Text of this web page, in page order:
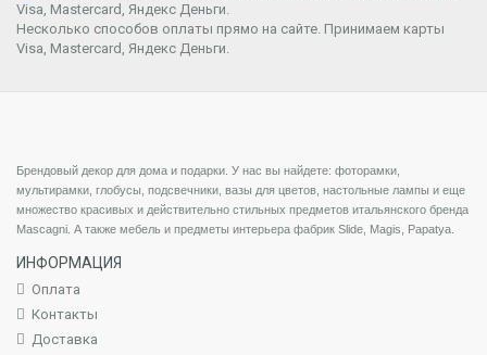
Несколько способов оплаты прямо на сайте. Принимаем карты
Visa, Mastercard, Яндекс Деньги.
Брендовый декор для дома и подарки. У нас вы найдете: фоторамки,
мультирамки, глобусы, подсвечники, вазы для цветов, настольные лампы и еще
множество красивых и действительно стильных предметов итальянского бренда
Mascagni. А также мебель и предметы интерьера фабрик Slide, Magis, Papatya.
ИНФОРМАЦИЯ
Оплата
Контакты
Доставка